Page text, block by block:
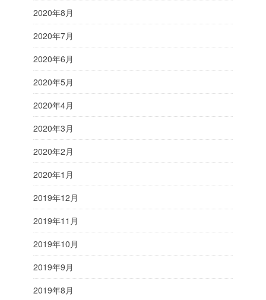
2020年8月
2020年7月
2020年6月
2020年5月
2020年4月
2020年3月
2020年2月
2020年1月
2019年12月
2019年11月
2019年10月
2019年9月
2019年8月